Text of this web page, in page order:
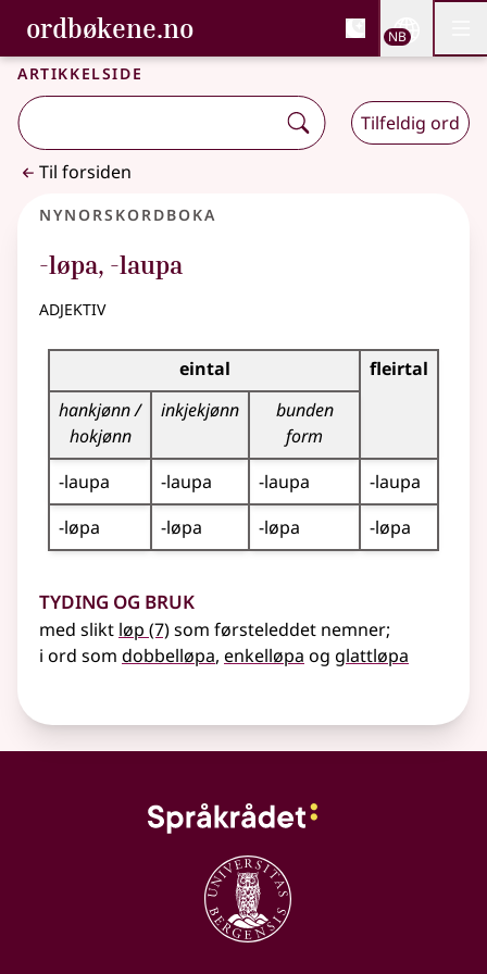
Gå til hovedinnhold
Tilgjengelighet
ordbøkene.no, Bokmålsordboka og
Bokmålsordboka og Nynorskordboka
NB
Artikkelside
Tilfeldig ord
Til forsiden
Nynorskordboka
-løpa, -laupa
adjektiv
Bøyningstabell for dette adjektivet
eintal
fleirtal
hankjønn /
hokjønn
inkjekjønn
bunden
form
-laupa
-laupa -laupa
-laupa
-løpa
-løpa -løpa -løpa
Tyding og bruk
med slikt løp (7)som førsteleddet nemner;
i ord som dobbelløpa, enkelløpa og glattløpa